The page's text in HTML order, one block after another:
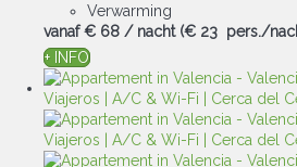
Verwarming
vanaf € 68 / nacht (€ 23 pers./
+ INFO